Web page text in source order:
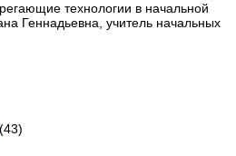
технологии в начальной
Геннадьевна, учитель начальных
(43)